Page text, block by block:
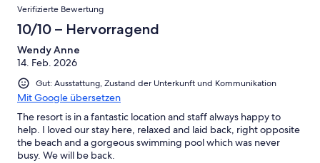
Verifizierte Bewertung
10/10 – Hervorragend
Wendy Anne
14. Feb. 2026
Gut: Ausstattung, Zustand der Unterkunft und Kommunikation
Mit Google übersetzen
The resort is in a fantastic location and staff always happy to
help. I loved our stay here, relaxed and laid back, right opposite
the beach and a gorgeous swimming pool which was never
busy. We will be back.